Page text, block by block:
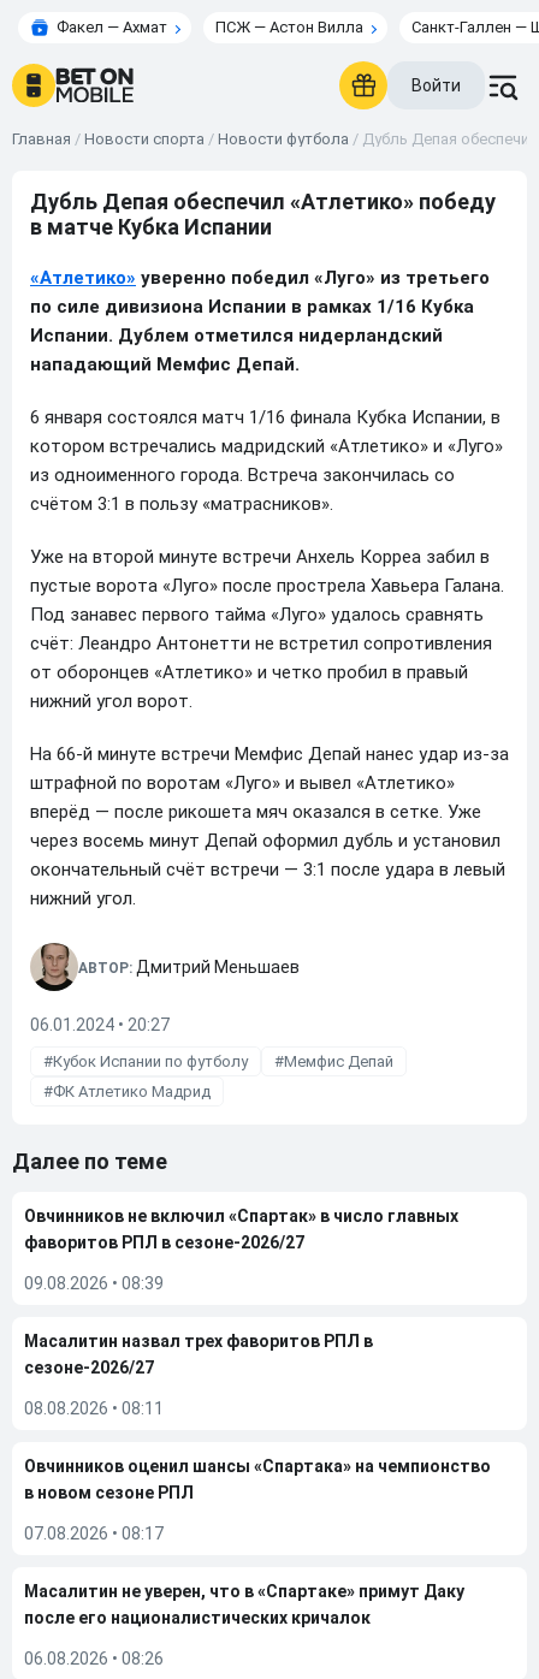
Факел — Ахмат ПСЖ — Астон Вилла Санкт-Галлен —
Войти
Главная / Новости спорта / Новости футбола / Дубль Депая
Дубль Депая обеспечил «Атлетико» победу
в матче Кубка Испании
«Атлетико» уверенно победил «Луго» из третьего
по силе дивизиона Испании в рамках 1/16 Кубка
Испании. Дублем отметился нидерландский
нападающий Мемфис Депай.
6 января состоялся матч 1/16 финала Кубка Испании, в
котором встречались мадридский «Атлетико» и «Луго»
из одноименного города. Встреча закончилась со
счётом 3:1 в пользу «матрасников».
Уже на второй минуте встречи Анхель Корреа забил в
пустые ворота «Луго» после прострела Хавьера Галана.
Под занавес первого тайма «Луго» удалось сравнять
счёт: Леандро Антонетти не встретил сопротивления
от оборонцев «Атлетико» и четко пробил в правый
нижний угол ворот.
На 66-й минуте встречи Мемфис Депай нанес удар из-за
штрафной по воротам «Луго» и вывел «Атлетико»
вперёд — после рикошета мяч оказался в сетке. Уже
через восемь минут Депай оформил дубль и установил
окончательный счёт встречи — 3:1 после удара в левый
нижний угол.
АВТОР: Дмитрий Меньшаев
06.01.2024 • 20:27
Кубок Испании по футболу
Мемфис Депай
ФК Атлетико Мадрид
Далее по теме
Овчинников не включил «Спартак» в число главных
фаворитов РПЛ в сезоне-2026/27
09.08.2026 • 08:39
Масалитин назвал трех фаворитов РПЛ в
сезоне-2026/27
08.08.2026 • 08:11
Овчинников оценил шансы «Спартака» на чемпионство
в новом сезоне РПЛ
07.08.2026 • 08:17
Масалитин не уверен, что в «Спартаке» примут Даку
после его националистических кричалок
06.08.2026 • 08:26